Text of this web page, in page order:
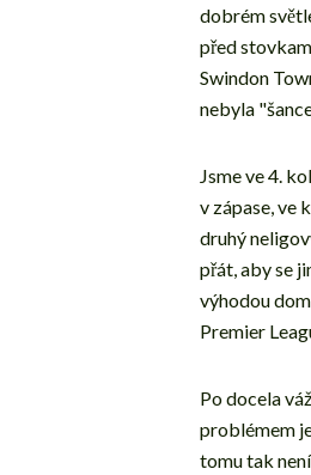
dobrém
před
Swindon
nebyla
Jsme ve 4.
v zápase, ve
druhý
přát, aby se
výhodou
Premier
Po docela
problémem
tomu tak